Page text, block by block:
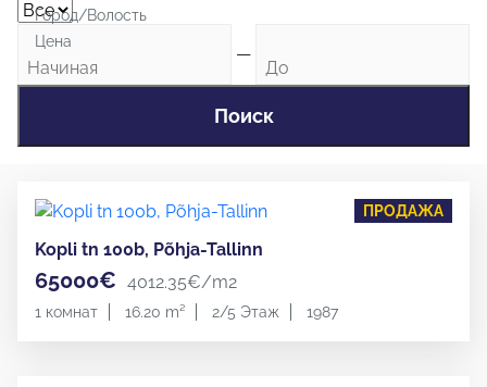
Город/Волость
Цена
—
Поиск
ПРОДАЖА
Kopli tn 100b, Põhja-Tallinn
65000€ 4012.35€/m2
1 комнат 16.20 m² 2/5 Этаж 1987